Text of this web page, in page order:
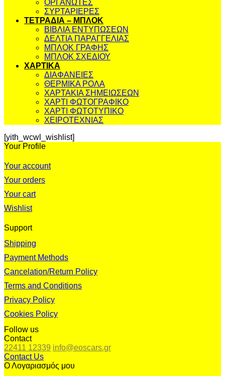
ΟΡΓΑΝΩΤΕΣ
ΣΥΡΤΑΡΙΕΡΕΣ
ΤΕΤΡΑΔΙΑ – ΜΠΛΟΚ
ΒΙΒΛΙΑ ΕΝΤΥΠΩΣΕΩΝ
ΔΕΛΤΙΑ ΠΑΡΑΓΓΕΛΙΑΣ
ΜΠΛΟΚ ΓΡΑΦΗΣ
ΜΠΛΟΚ ΣΧΕΔΙΟΥ
ΧΑΡΤΙΚΑ
ΔΙΑΦΑΝΕΙΕΣ
ΘΕΡΜΙΚΑ ΡΟΛΑ
ΧΑΡΤΑΚΙΑ ΣΗΜΕΙΩΣΕΩΝ
ΧΑΡΤΙ ΦΩΤΟΓΡΑΦΙΚΟ
ΧΑΡΤΙ ΦΩΤΟΤΥΠΙΚΟ
ΧΕΙΡΟΤΕΧΝΙΑΣ
[yith_wcwl_wishlist]
Your Profile
Your account
Your orders
Your cart
Wishlist
Support
Shipping
Payment Methods
Cancelation/Return Policy
Terms and Conditions
Privacy Policy
Cookies Policy
Follow us
Contact
22411 12339 info@eoscars.gr
Contact Us
Ο Λογαριασμός μου